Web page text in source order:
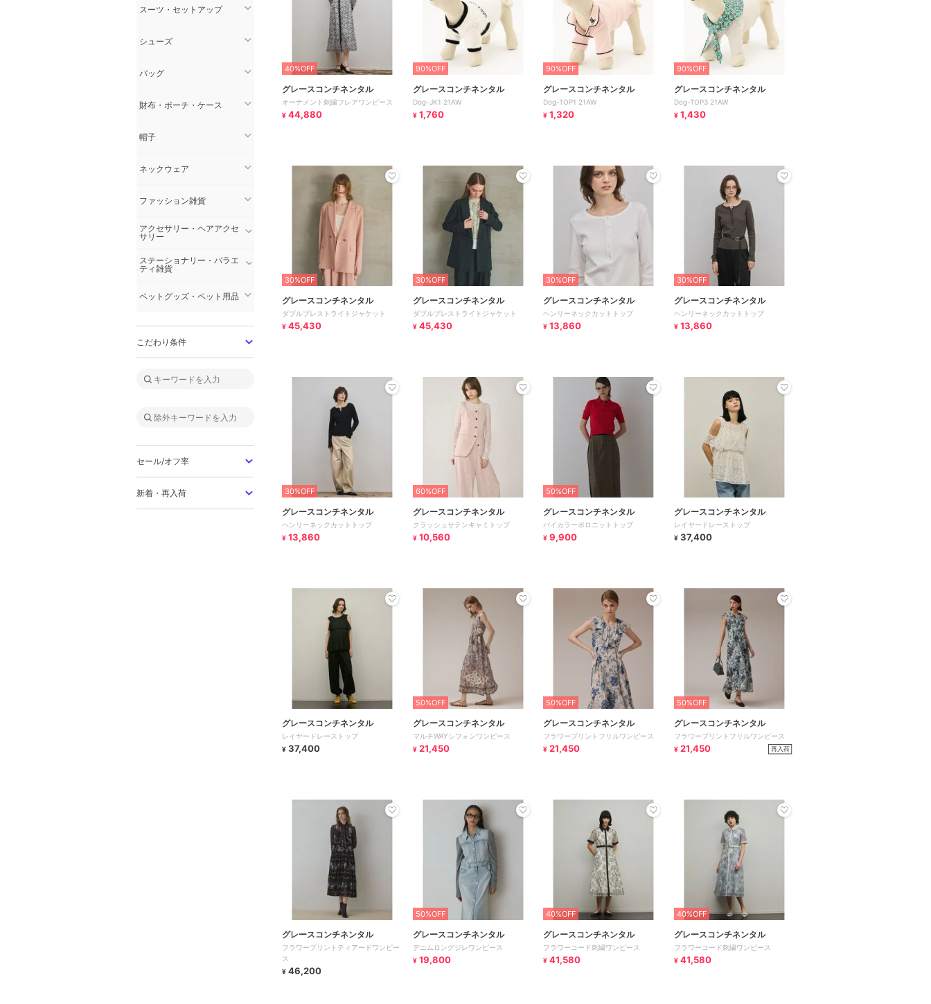
スーツ・セットアップ
シューズ
バッグ
財布・ポーチ・ケース
帽子
ネックウェア
ファッション雑貨
アクセサリー・ヘアアクセ
サリー
ステーショナリー・バラエ
ティ雑貨
ペットグッズ・ペット用品
こだわり条件
セール/オフ率
新着・再入荷
40%OFF
グレースコンチネンタル
オーナメント刺繍フレアワンピース
¥ 44,880
90%OFF
グレースコンチネンタル
Dog-JK1 21AW
¥ 1,760
90%OFF
グレースコンチネンタル
Dog-TOP1 21AW
¥ 1,320
90%OFF
グレースコンチネンタル
Dog-TOP3 21AW
¥ 1,430
30%OFF
グレースコンチネンタル
ダブルブレストライトジャケット
¥ 45,430
30%OFF
グレースコンチネンタル
ダブルブレストライトジャケット
¥ 45,430
30%OFF
グレースコンチネンタル
ヘンリーネックカットトップ
¥ 13,860
30%OFF
グレースコンチネンタル
ヘンリーネックカットトップ
¥ 13,860
30%OFF
グレースコンチネンタル
ヘンリーネックカットトップ
¥ 13,860
60%OFF
グレースコンチネンタル
クラッシュサテンキャミトップ
¥ 10,560
50%OFF
グレースコンチネンタル
バイカラーポロニットトップ
¥ 9,900
グレースコンチネンタル
レイヤードレーストップ
¥ 37,400
グレースコンチネンタル
レイヤードレーストップ
¥ 37,400
50%OFF
グレースコンチネンタル
マルチWAYシフォンワンピース
¥ 21,450
50%OFF
グレースコンチネンタル
フラワープリントフリルワンピース
¥ 21,450
50%OFF
グレースコンチネンタル
フラワープリントフリルワンピース
¥ 21,450 再入荷
グレースコンチネンタル
フラワープリントティアードワンピー
ス
¥ 46,200
50%OFF
グレースコンチネンタル
デニムロングジレワンピース
¥ 19,800
40%OFF
グレースコンチネンタル
フラワーコード刺繍ワンピース
¥ 41,580
40%OFF
グレースコンチネンタル
フラワーコード刺繍ワンピース
¥ 41,580